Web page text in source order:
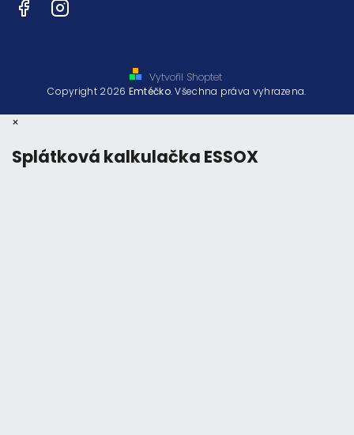
FacebookInstagram
Vytvořil Shoptet
Copyright 2026 Emtéčko. Všechna práva vyhrazena.
×
Splátková kalkulačka ESSOX